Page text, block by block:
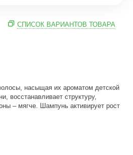
СПИСОК ВАРИАНТОВ ТОВАРА
насыщая их ароматом детской
восстанавливает структуру,
– мягче. Шампунь активирует рост